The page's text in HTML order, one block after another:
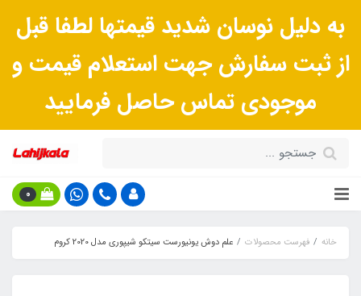
به دلیل نوسان شدید قیمتها لطفا قبل
از ثبت سفارش جهت استعلام قیمت و
موجودی تماس حاصل فرمایید
0
خانه فهرست محصولات علم دوش یونیورست سیتکو شیپوری مدل 2020 کروم